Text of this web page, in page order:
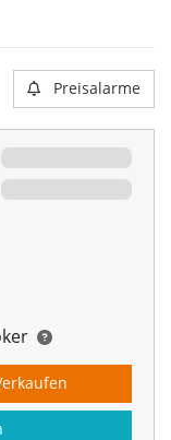
Preisalarme